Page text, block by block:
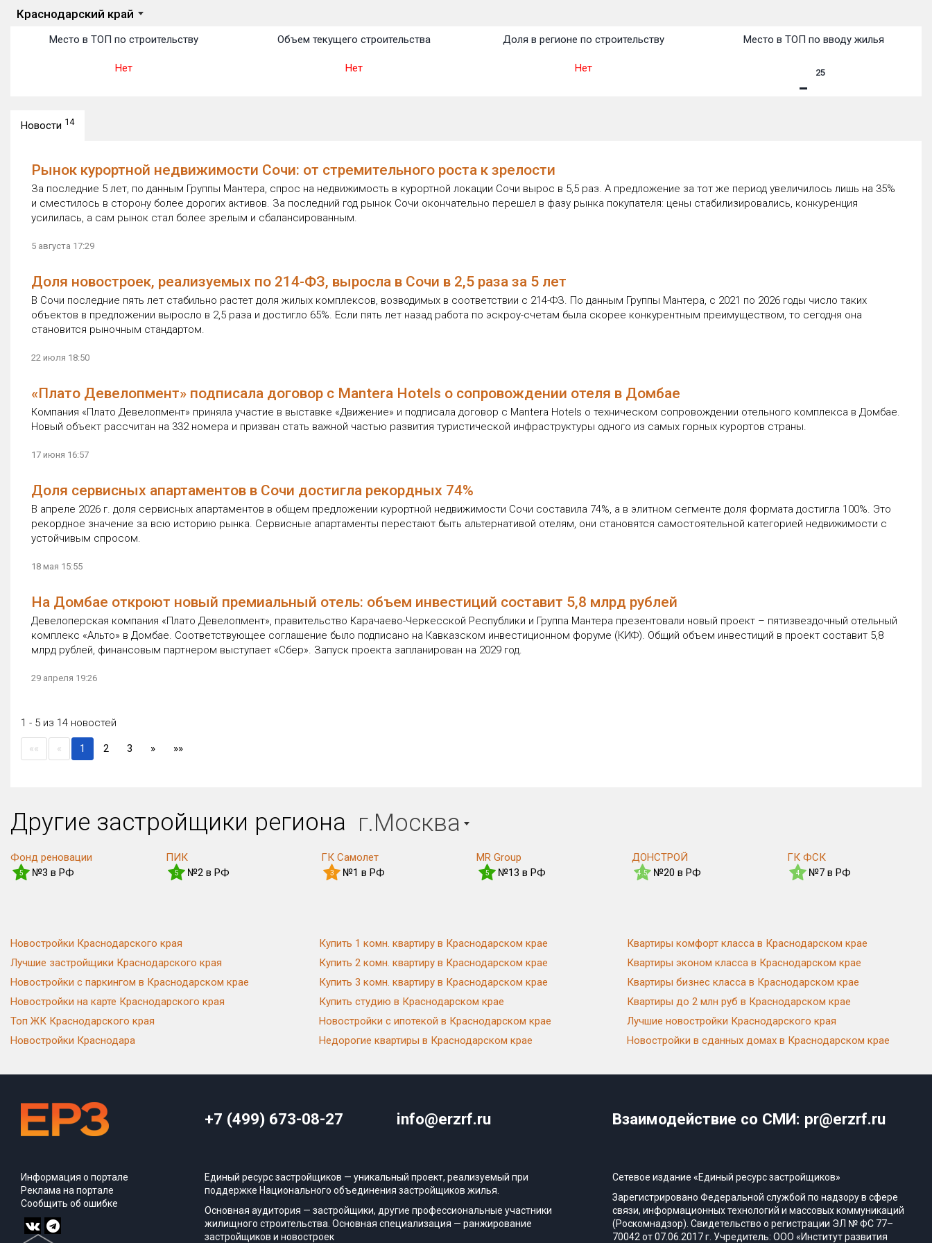
Краснодарский край
Место в ТОП по строительству
Нет
Объем текущего строительства
Нет
Доля в регионе по строительству
Нет
Место в ТОП по вводу жилья
25
Новости 14
Рынок курортной недвижимости Сочи: от стремительного роста к зрелости
За последние 5 лет, по данным Группы Мантера, спрос на недвижимость в курортной локации Сочи вырос в 5,5 раз. А предложение за тот же период увеличилось лишь на 35%
и сместилось в сторону более дорогих активов. За последний год рынок Сочи окончательно перешел в фазу рынка покупателя: цены стабилизировались, конкуренция
усилилась, а сам рынок стал более зрелым и сбалансированным.
5 августа 17:29
Доля новостроек, реализуемых по 214-ФЗ, выросла в Сочи в 2,5 раза за 5 лет
В Сочи последние пять лет стабильно растет доля жилых комплексов, возводимых в соответствии с 214-ФЗ. По данным Группы Мантера, с 2021 по 2026 годы число таких
объектов в предложении выросло в 2,5 раза и достигло 65%. Если пять лет назад работа по эскроу-счетам была скорее конкурентным преимуществом, то сегодня она
становится рыночным стандартом.
22 июля 18:50
«Плато Девелопмент» подписала договор с Mantera Hotels о сопровождении отеля в Домбае
Компания «Плато Девелопмент» приняла участие в выставке «Движение» и подписала договор с Mantera Hotels о техническом сопровождении отельного комплекса в Домбае.
Новый объект рассчитан на 332 номера и призван стать важной частью развития туристической инфраструктуры одного из самых горных курортов страны.
17 июня 16:57
Доля сервисных апартаментов в Сочи достигла рекордных 74%
В апреле 2026 г. доля сервисных апартаментов в общем предложении курортной недвижимости Сочи составила 74%, а в элитном сегменте доля формата достигла 100%. Это
рекордное значение за всю историю рынка. Сервисные апартаменты перестают быть альтернативой отелям, они становятся самостоятельной категорией недвижимости с
устойчивым спросом.
18 мая 15:55
На Домбае откроют новый премиальный отель: объем инвестиций составит 5,8 млрд рублей
Девелоперская компания «Плато Девелопмент», правительство Карачаево-Черкесской Республики и Группа Мантера презентовали новый проект – пятизвездочный отельный
комплекс «Альто» в Домбае. Соответствующее соглашение было подписано на Кавказском инвестиционном форуме (КИФ). Общий объем инвестиций в проект составит 5,8
млрд рублей, финансовым партнером выступает «Сбер». Запуск проекта запланирован на 2029 год.
29 апреля 19:26
1 - 5 из 14 новостей
«« « 1 (current)
2 3 » »»
Другие застройщики региона г.Москва
Фонд реновации
5 №3 в РФ
ПИК
5 №2 в РФ
ГК Самолет
3 №1 в РФ
MR Group
5 №13 в РФ
ДОНСТРОЙ
4.5 №20 в РФ
ГК ФСК
4 №7 в РФ
Новостройки Краснодарского края
Лучшие застройщики Краснодарского края
Новостройки с паркингом в Краснодарском крае
Новостройки на карте Краснодарского края
Топ ЖК Краснодарского края
Новостройки Краснодара
Купить 1 комн. квартиру в Краснодарском крае
Купить 2 комн. квартиру в Краснодарском крае
Купить 3 комн. квартиру в Краснодарском крае
Купить студию в Краснодарском крае
Новостройки с ипотекой в Краснодарском крае
Недорогие квартиры в Краснодарском крае
Квартиры комфорт класса в Краснодарском крае
Квартиры эконом класса в Краснодарском крае
Квартиры бизнес класса в Краснодарском крае
Квартиры до 2 млн руб в Краснодарском крае
Лучшие новостройки Краснодарского края
Новостройки в сданных домах в Краснодарском крае
+7 (499) 673-08-27 info@erzrf.ru Взаимодействие со СМИ: pr@erzrf.ru
Информация о портале
Реклама на портале
Сообщить об ошибке
Единый ресурс застройщиков — уникальный проект, реализуемый при
поддержке Национального объединения застройщиков жилья.
Основная аудитория — застройщики, другие профессиональные участники
жилищного строительства. Основная специализация — ранжирование
застройщиков и новостроек
Сетевое издание «Единый ресурс застройщиков»
Зарегистрировано Федеральной службой по надзору в сфере
связи, информационных технологий и массовых коммуникаций
(Роскомнадзор). Свидетельство о регистрации ЭЛ № ФС 77–
70042 от 07.06.2017 г. Учредитель: ООО «Институт развития